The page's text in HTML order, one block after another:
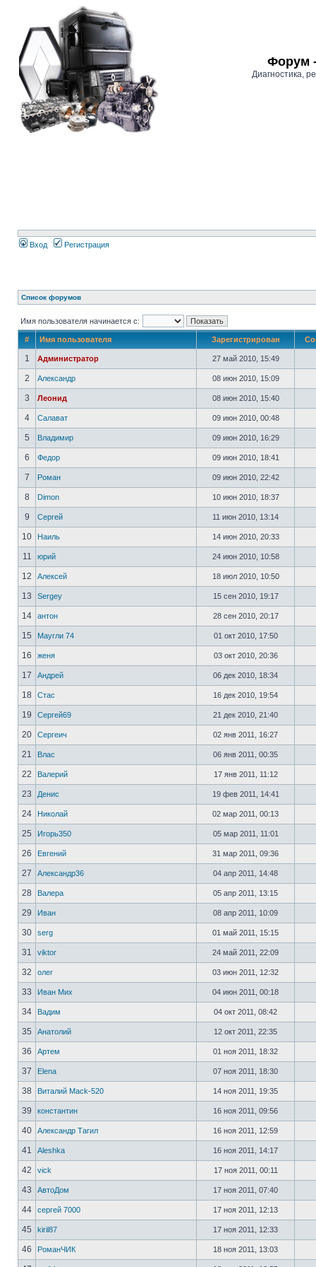
Форум -
Диагностика,
Вход Регистрация
Список форумов
Имя пользователя начинается с:
# Имя пользователя Зарегистрирован
1 Администратор 27 май 2010, 15:49
2 Александр 08 июн 2010, 15:09
3 Леонид 08 июн 2010, 15:40
4 Салават 09 июн 2010, 00:48
5 Владимир 09 июн 2010, 16:29
6 Федор 09 июн 2010, 18:41
7 Роман 09 июн 2010, 22:42
8 Dimon 10 июн 2010, 18:37
9 Сергей 11 июн 2010, 13:14
10 Наиль 14 июн 2010, 20:33
11 юрий 24 июн 2010, 10:58
12 Алексей 18 июл 2010, 10:50
13 Sergey 15 сен 2010, 19:17
14 антон 28 сен 2010, 20:17
15 Маугли 74 01 окт 2010, 17:50
16 женя 03 окт 2010, 20:36
17 Андрей 06 дек 2010, 18:34
18 Стас 16 дек 2010, 19:54
19 Сергей69 21 дек 2010, 21:40
20 Сергеич 02 янв 2011, 16:27
21 Влас 06 янв 2011, 00:35
22 Валерий 17 янв 2011, 11:12
23 Денис 19 фев 2011, 14:41
24 Николай 02 мар 2011, 00:13
25 Игорь350 05 мар 2011, 11:01
26 Евгений 31 мар 2011, 09:36
27 Александр36 04 апр 2011, 14:48
28 Валера 05 апр 2011, 13:15
29 Иван 08 апр 2011, 10:09
30 serg 01 май 2011, 15:15
31 viktor 24 май 2011, 22:09
32 олег 03 июн 2011, 12:32
33 Иван Мих 04 июн 2011, 00:18
34 Вадим 04 окт 2011, 08:42
35 Анатолий 12 окт 2011, 22:35
36 Артем 01 ноя 2011, 18:32
37 Elena 07 ноя 2011, 18:30
38 Виталий Mack-520 14 ноя 2011, 19:35
39 константин 16 ноя 2011, 09:56
40 Александр Тагил 16 ноя 2011, 12:59
41 Aleshka 16 ноя 2011, 14:17
42 vick 17 ноя 2011, 00:11
43 АвтоДом 17 ноя 2011, 07:40
44 сергей 7000 17 ноя 2011, 12:13
45 kiril87 17 ноя 2011, 12:33
46 РоманЧИК 18 ноя 2011, 13:03